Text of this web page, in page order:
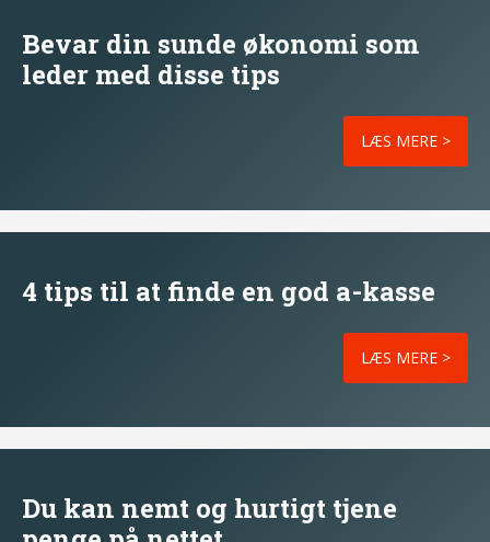
Bevar din sunde økonomi som
leder med disse tips
LÆS MERE >
4 tips til at finde en god a-kasse
LÆS MERE >
Du kan nemt og hurtigt tjene